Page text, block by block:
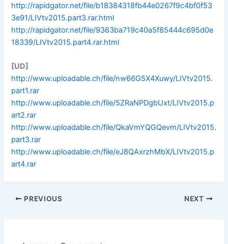
http://rapidgator.net/file/b18384318fb44e0267f9c4bf0f53
3e91/LIVtv2015.part3.rar.html
http://rapidgator.net/file/9363ba719c40a5f85444c695d0e
18339/LIVtv2015.part4.rar.html
[UD]
http://www.uploadable.ch/file/nw66G5X4Xuwy/LIVtv2015.
part1.rar
http://www.uploadable.ch/file/5ZRaNPDgbUxt/LIVtv2015.p
art2.rar
http://www.uploadable.ch/file/QkaVmYQGQevm/LIVtv2015.
part3.rar
http://www.uploadable.ch/file/eJ8QAxrzhMbX/LIVtv2015.p
art4.rar
PREVIOUS NEXT